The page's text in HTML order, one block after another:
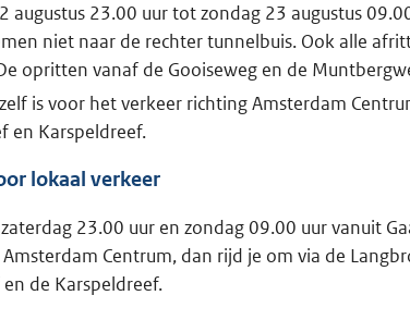
augustus 23.00 uur tot zondag 23 augustus
niet naar de rechter tunnelbuis. Ook alle
opritten vanaf de Gooiseweg en de
is voor het verkeer richting Amsterdam
en Karspeldreef.
lokaal verkeer
23.00 uur en zondag 09.00 uur vanuit
Centrum, dan rijd je om via de
de Karspeldreef.